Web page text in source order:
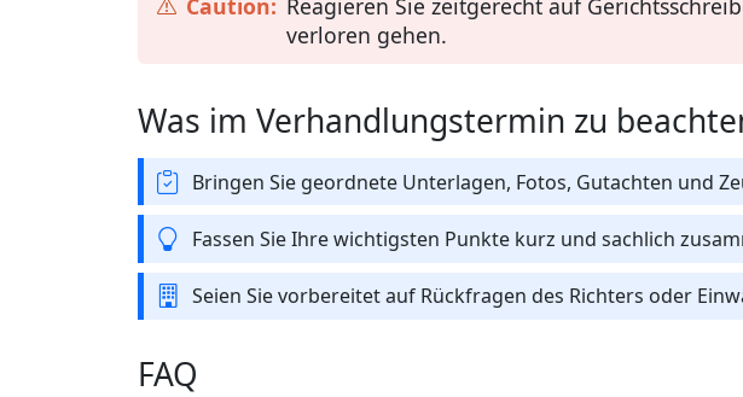
Reagieren Sie zeitgerecht auf
verloren gehen.
Was im Verhandlungstermin zu
Bringen Sie geordnete Unterlagen, Fotos, Gutachten und
Fassen Sie Ihre wichtigsten Punkte kurz und sachlich
Seien Sie vorbereitet auf Rückfragen des Richters oder
FAQ